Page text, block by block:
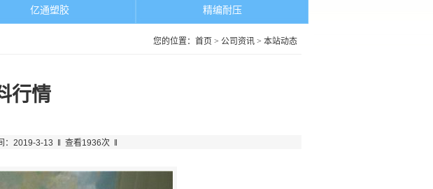
亿通塑胶 精编耐压
您的位置： 首页 > 公司资讯 > 本站动态
行情
：2019-3-13 ‖ 查看1936次 ‖